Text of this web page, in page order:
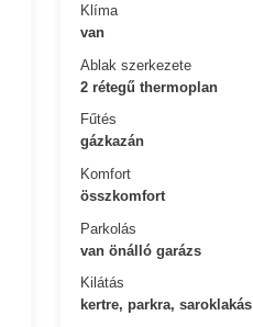
Klíma
van
Ablak szerkezete
2 rétegű thermoplan
Fűtés
gázkazán
Komfort
összkomfort
Parkolás
van önálló garázs
Kilátás
kertre, parkra, saroklakás